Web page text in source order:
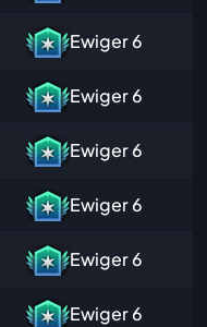
Ewiger6
Ewiger6
Ewiger6
Ewiger6
Ewiger6
Ewiger6